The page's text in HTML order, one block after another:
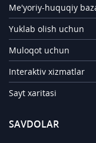
Me'yoriy-huquqiy
Yuklab olish uchun
Muloqot uchun
Interaktiv xizmatlar
Sayt xaritasi
SAVDOLAR